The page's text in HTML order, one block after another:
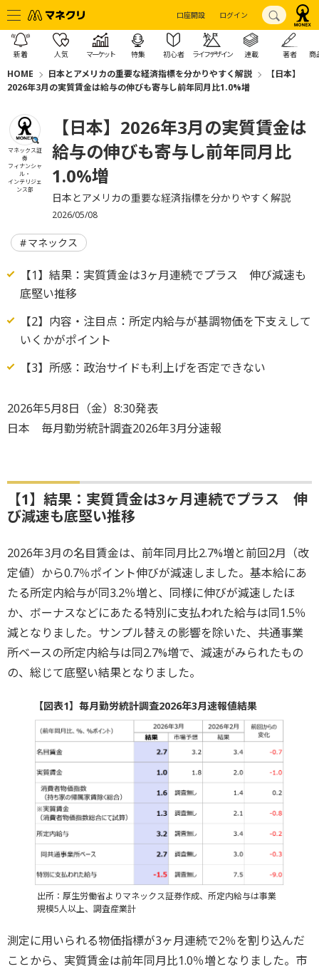
口座開設 ログイン
新着 人気 マーケット 特集 初心者 ライフデザイン 連載 著者 商
HOME 日本とアメリカの重要な経済指標を分かりやすく解説
【日本】
2026年3月の実質賃金は給与の伸びも寄与し前年同月比1.0%増
マネックス証
券
フィナンシャ
ル・
インテリジェ
ンス部
【日本】2026年3月の実質賃金は
給与の伸びも寄与し前年同月比
1.0%増
日本とアメリカの重要な経済指標を分かりやすく解説
2026/05/08
マネックス
【1】結果：実質賃金は3ヶ月連続でプラス 伸び減速も
底堅い推移
【2】内容・注目点：所定内給与が基調物価を下支えして
いくかがポイント
【3】所感：政治サイドも利上げを否定できない
2026年5月8日（金）8:30発表
日本 毎月勤労統計調査2026年3月分速報
【1】結果：実質賃金は3ヶ月連続でプラス 伸
び減速も底堅い推移
2026年3月の名目賃金は、前年同月比2.7%増と前回2月（改
定値）から0.7％ポイント伸びが減速しました。基本給にあ
たる所定内給与が同3.2％増と、同様に伸びが減速したほ
か、ボーナスなどにあたる特別に支払われた給与は同1.5％
減となりました。サンプル替えの影響を除いた、共通事業
所ベースの所定内給与は同2.7%増で、減速がみられたもの
の、総じて底堅い結果となりました。
【図表1】毎月勤労統計調査2026年3月速報値結果
出所：厚生労働省よりマネックス証券作成、所定内給与は事業
規模5人以上、調査産業計
測定に用いられる物価指標が3ヶ月連続で2％を割り込んだ
ことから、実質賃金は前年同月比1.0％増となりました。市